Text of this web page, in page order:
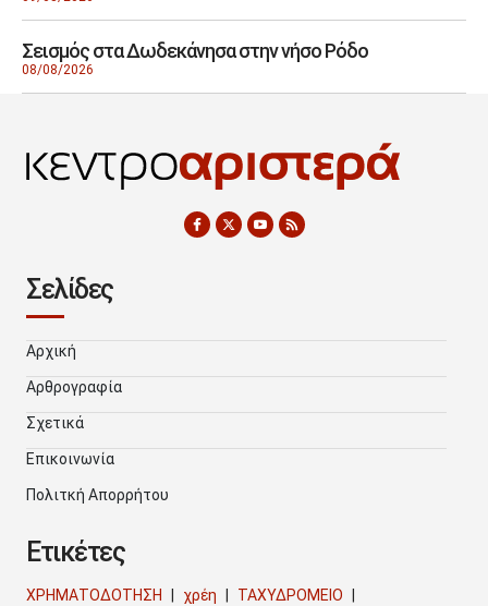
Σεισμός στα Δωδεκάνησα στην νήσο Ρόδο
08/08/2026
Σελίδες
Αρχική
Αρθρογραφία
Σχετικά
Επικοινωνία
Πολιτκή Απορρήτου
Ετικέτες
ΧΡΗΜΑΤΟΔΟΤΗΣΗ χρέη
ΤΑΧΥΔΡΟΜΕΙΟ